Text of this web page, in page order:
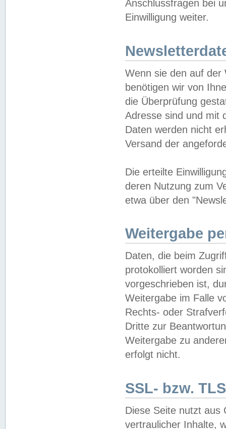
Anschlussfragen bei
Einwilligung weiter.
Wenn sie den auf der
benötigen wir von
die Überprüfung
Adresse sind und mit
Daten werden nicht
Versand der
Die erteilte
deren Nutzung zum
etwa über den
Weitergabe
Daten, die beim
protokolliert worden
vorgeschrieben ist,
Weitergabe im Falle
Rechts- oder
Dritte zur
Weitergabe zu
erfolgt nicht.
SSL- bzw.
Diese Seite nutzt aus
vertraulicher Inhalte,